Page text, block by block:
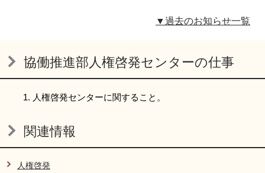
▼過去のお知らせ一覧
協働推進部人権啓発センターの仕事
人権啓発センターに関すること。
関連情報
人権啓発